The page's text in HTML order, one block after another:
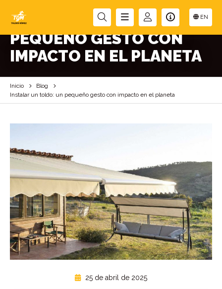
EN
INSTALAR UN TOLDO: UN
PEQUEÑO GESTO CON
IMPACTO EN EL PLANETA
Inicio
Blog
Instalar un toldo: un pequeño gesto con impacto en el planeta
25 de abril de 2025